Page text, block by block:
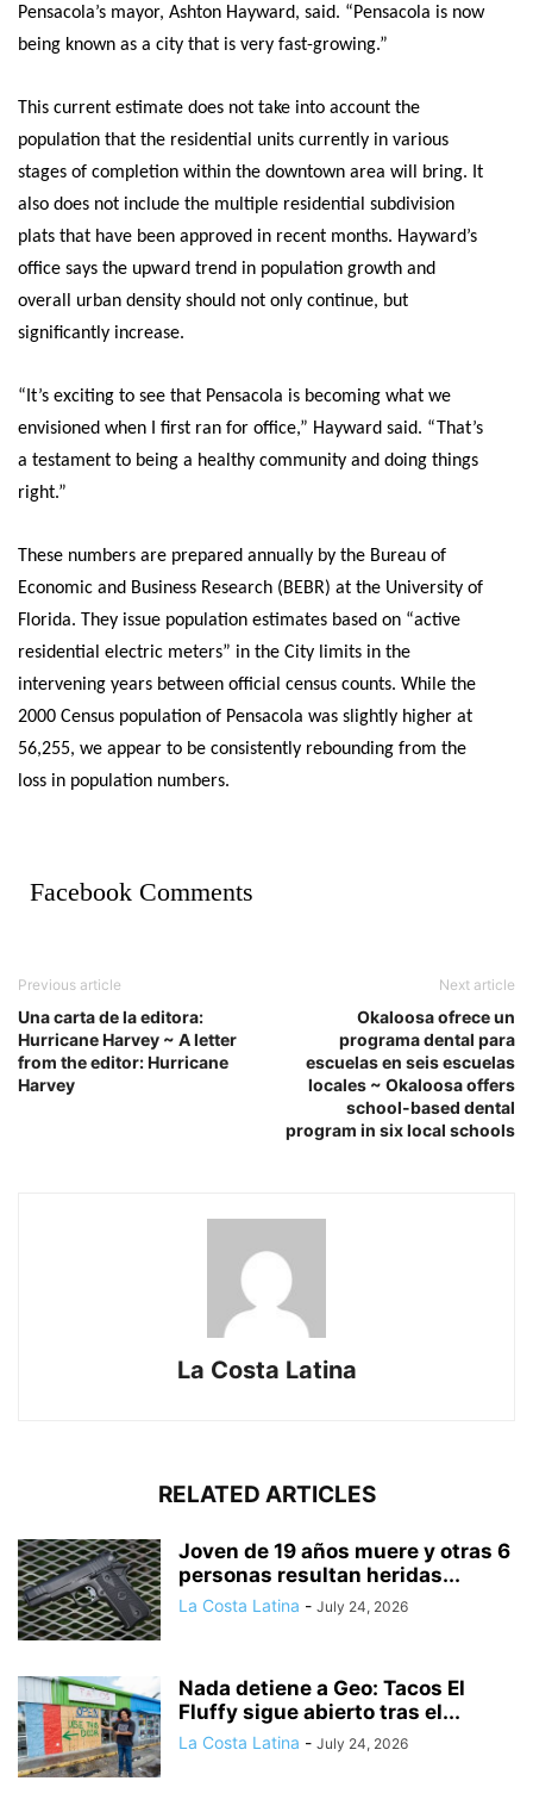
Pensacola’s mayor, Ashton Hayward, said. “Pensacola is now
being known as a city that is very fast-growing.”
This current estimate does not take into account the
population that the residential units currently in various
stages of completion within the downtown area will bring. It
also does not include the multiple residential subdivision
plats that have been approved in recent months. Hayward’s
office says the upward trend in population growth and
overall urban density should not only continue, but
significantly increase.
“It’s exciting to see that Pensacola is becoming what we
envisioned when I first ran for office,” Hayward said. “That’s
a testament to being a healthy community and doing things
right.”
These numbers are prepared annually by the Bureau of
Economic and Business Research (BEBR) at the University of
Florida. They issue population estimates based on “active
residential electric meters” in the City limits in the
intervening years between official census counts. While the
2000 Census population of Pensacola was slightly higher at
56,255, we appear to be consistently rebounding from the
loss in population numbers.
Facebook Comments
Previous article
Una carta de la editora:
Hurricane Harvey ~ A letter
from the editor: Hurricane
Harvey
Next article
Okaloosa ofrece un
programa dental para
escuelas en seis escuelas
locales ~ Okaloosa offers
school-based dental
program in six local schools
La Costa Latina
RELATED ARTICLES
Joven de 19 años muere y otras 6
personas resultan heridas...
La Costa Latina - July 24, 2026
Nada detiene a Geo: Tacos El
Fluffy sigue abierto tras el...
La Costa Latina - July 24, 2026